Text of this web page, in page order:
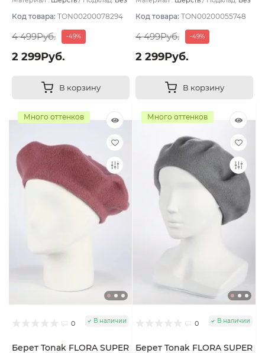
Код товара: TON00200078294
4 499Руб. -49%
2 299Руб.
В корзину
Код товара: TON00200055748
4 499Руб. -49%
2 299Руб.
В корзину
Много оттенков
0 В наличии
Берет Tonak FLORA SUPER
Много оттенков
0 В наличии
Берет Tonak FLORA SUPER